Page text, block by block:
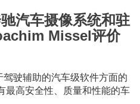
汽车摄像系统和驻
Missel评价
驶辅助的汽车级软件方面的
最高安全性、质量和性能的车